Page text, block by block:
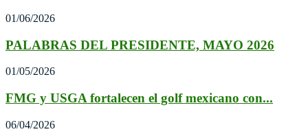
01/06/2026
PALABRAS DEL PRESIDENTE, MAYO 2026
01/05/2026
FMG y USGA fortalecen el golf mexicano con...
06/04/2026